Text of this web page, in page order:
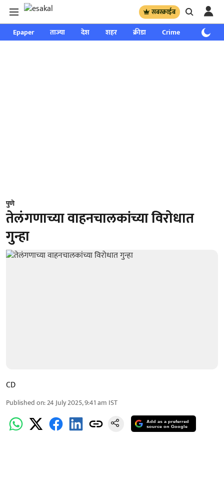
सबस्क्राईब
Epaper ताज्या देश शहर क्रीडा Crime साप्ताहिक
पुणे
तेलंगणाच्या वाहनचालकांच्या विरोधात
गुन्हा
CD
Published on:24 July 2025, 9:41 am IST
Add as a preferred
source on Google